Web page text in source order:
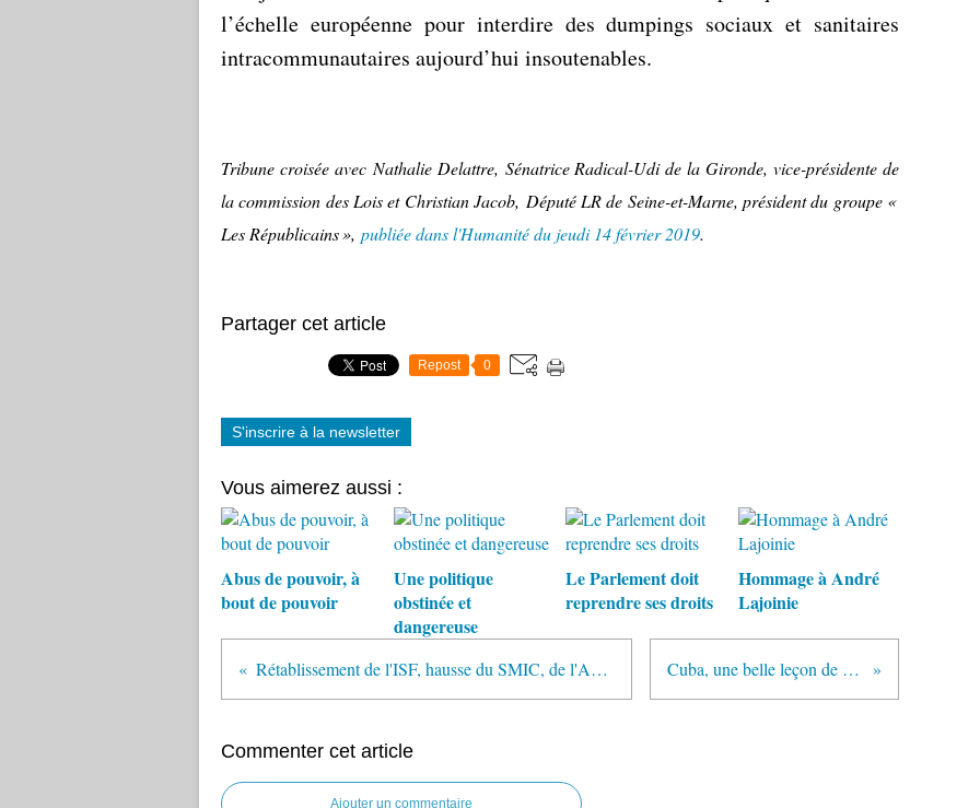
l’échelle européenne pour interdire des dumpings sociaux et sanitaires
intracommunautaires aujourd’hui insoutenables.
Tribune croisée avec Nathalie Delattre, Sénatrice Radical-Udi de la Gironde, vice-présidente de
la commission des Lois et Christian Jacob, Député LR de Seine-et-Marne, président du groupe «
Les Républicains », publiée dans l'Humanité du jeudi 14 février 2019.
Partager cet article
Repost 0
S'inscrire à la newsletter
Vous aimerez aussi :
Abus de pouvoir, à
bout de pouvoir
Une politique
obstinée et
dangereuse
Le Parlement doit
reprendre ses droits
Hommage à André
Lajoinie
Rétablissement de l'ISF, hausse du SMIC, de l'AAH, épargne populaire, intégrité des élus : soutenez les propositions des député-e-s communistes Cuba, une belle leçon de démocratie active - Entretien dans l'Humanité Dimanche
Commenter cet article
Ajouter un commentaire